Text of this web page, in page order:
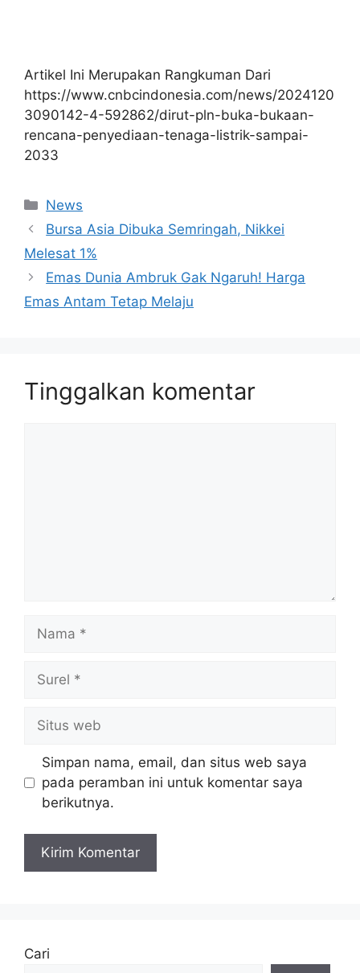
Artikel Ini Merupakan Rangkuman Dari
https://www.cnbcindonesia.com/news/2024120
3090142-4-592862/dirut-pln-buka-bukaan-
rencana-penyediaan-tenaga-listrik-sampai-
2033
Kategori
News
Bursa Asia Dibuka Semringah, Nikkei
Melesat 1%
Emas Dunia Ambruk Gak Ngaruh! Harga
Emas Antam Tetap Melaju
Tinggalkan komentar
Nama
Surel
Situs
web
Simpan nama, email, dan situs web saya
pada peramban ini untuk komentar saya
berikutnya.
Cari